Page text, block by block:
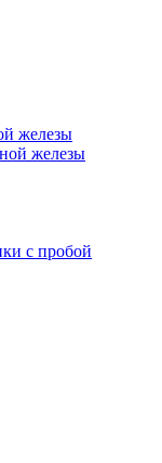
железы
железы
с пробой